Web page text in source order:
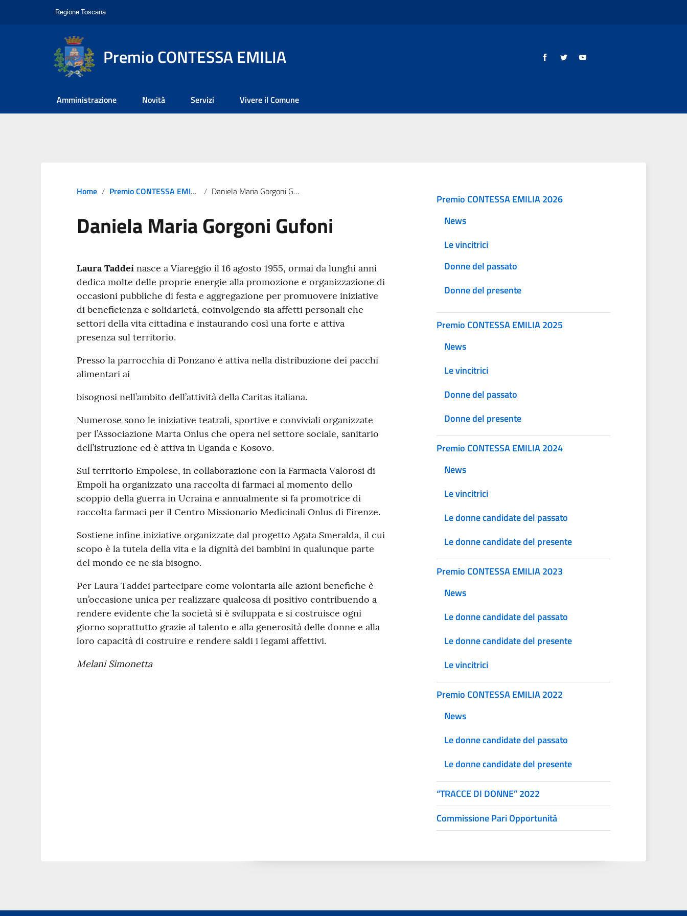
Premio CONTESSA EMILIA
Amministrazione Novità Servizi Vivere il Comune
Home Premio CONTESSA EMILIA 2023 Daniela Maria Gorgoni Gufoni
Daniela Maria Gorgoni Gufoni
Laura Taddei nasce a Viareggio il 16 agosto 1955, ormai da lunghi anni
dedica molte delle proprie energie alla promozione e organizzazione di
occasioni pubbliche di festa e aggregazione per promuovere iniziative
di beneficienza e solidarietà, coinvolgendo sia affetti personali che
settori della vita cittadina e instaurando così una forte e attiva
presenza sul territorio.
Presso la parrocchia di Ponzano è attiva nella distribuzione dei pacchi
alimentari ai
bisognosi nell’ambito dell’attività della Caritas italiana.
Numerose sono le iniziative teatrali, sportive e conviviali organizzate
per l’Associazione Marta Onlus che opera nel settore sociale, sanitario
dell’istruzione ed è attiva in Uganda e Kosovo.
Sul territorio Empolese, in collaborazione con la Farmacia Valorosi di
Empoli ha organizzato una raccolta di farmaci al momento dello
scoppio della guerra in Ucraina e annualmente si fa promotrice di
raccolta farmaci per il Centro Missionario Medicinali Onlus di Firenze.
Sostiene infine iniziative organizzate dal progetto Agata Smeralda, il cui
scopo è la tutela della vita e la dignità dei bambini in qualunque parte
del mondo ce ne sia bisogno.
Per Laura Taddei partecipare come volontaria alle azioni benefiche è
un’occasione unica per realizzare qualcosa di positivo contribuendo a
rendere evidente che la società si è sviluppata e si costruisce ogni
giorno soprattutto grazie al talento e alla generosità delle donne e alla
loro capacità di costruire e rendere saldi i legami affettivi.
Melani Simonetta
Premio CONTESSA EMILIA 2026
News
Le vincitrici
Donne del passato
Donne del presente
Premio CONTESSA EMILIA 2025
News
Le vincitrici
Donne del passato
Donne del presente
Premio CONTESSA EMILIA 2024
News
Le vincitrici
Le donne candidate del passato
Le donne candidate del presente
Premio CONTESSA EMILIA 2023
News
Le donne candidate del passato
Le donne candidate del presente
Le vincitrici
Premio CONTESSA EMILIA 2022
News
Le donne candidate del passato
Le donne candidate del presente
“TRACCE DI DONNE” 2022
Commissione Pari Opportunità